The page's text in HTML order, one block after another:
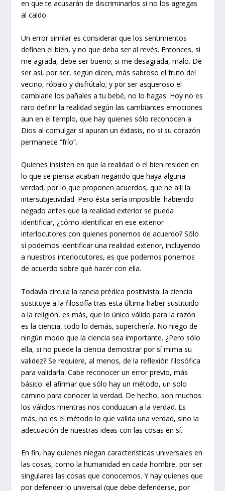
en que te acusarán de discriminarlos si no los agregas
al caldo.
Un error similar es considerar que los sentimientos
definen el bien, y no que deba ser al revés. Entonces, si
me agrada, debe ser bueno; si me desagrada, malo. De
ser así, por ser, según dicen, más sabroso el fruto del
vecino, róbalo y disfrútalo; y por ser asqueroso el
cambiarle los pañales a tu bebé, no lo hagas. Hoy no es
raro definir la realidad según las cambiantes emociones
aun en el templo, que hay quienes sólo reconocen a
Dios al comulgar si apuran un éxtasis, no si su corazón
permanece “frío”.
Quienes insisten en que la realidad o el bien residen en
lo que se piensa acaban negando que haya alguna
verdad, por lo que proponen acuerdos, que he allí la
intersubjetividad. Pero ésta sería imposible: habiendo
negado antes que la realidad exterior se pueda
identificar, ¿cómo identificar en ese exterior
interlocutores con quienes ponernos de acuerdo? Sólo
sí podemos identificar una realidad exterior, incluyendo
a nuestros interlocutores, es que podemos ponernos
de acuerdo sobre qué hacer con ella.
Todavía circula la rancia prédica positivista: la ciencia
sustituye a la filosofía tras esta última haber sustituido
a la religión, es más, que lo único válido para la razón
es la ciencia, todo lo demás, superchería. No niego de
ningún modo que la ciencia sea importante. ¿Pero sólo
ella, si no puede la ciencia demostrar por sí mima su
validez? Se requiere, al menos, de la reflexión filosófica
para validarla. Cabe reconocer un error previo, más
básico: el afirmar que sólo hay un método, un solo
camino para conocer la verdad. De hecho, son muchos
los válidos mientras nos conduzcan a la verdad. Es
más, no es el método lo que valida una verdad, sino la
adecuación de nuestras ideas con las cosas en sí.
En fin, hay quienes niegan características universales en
las cosas, como la humanidad en cada hombre, por ser
singulares las cosas que conocemos. Y hay quienes que
por defender lo universal (que debe defenderse, por